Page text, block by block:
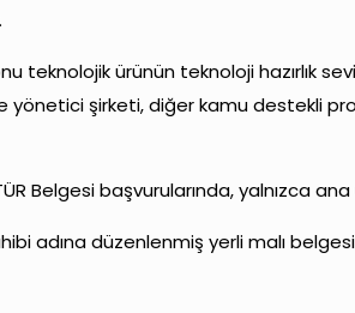
ürünün teknoloji hazırlık
şirketi, diğer kamu destekli
Belgesi başvurularında, yalnızca
adına düzenlenmiş yerli malı belgesi